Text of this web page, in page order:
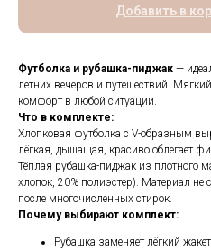
Добавить в
Футболка и рубашка-пиджак —
летних вечеров и путешествий.
комфорт в любой ситуации.
Что в комплекте:
Хлопковая футболка с V-образным
лёгкая, дышащая, красиво облегает
Тёплая рубашка-пиджак из плотного
хлопок, 20% полиэстер). Материал не
после многочисленных стирок.
Почему выбирают комплект:
Рубашка заменяет лёгкий